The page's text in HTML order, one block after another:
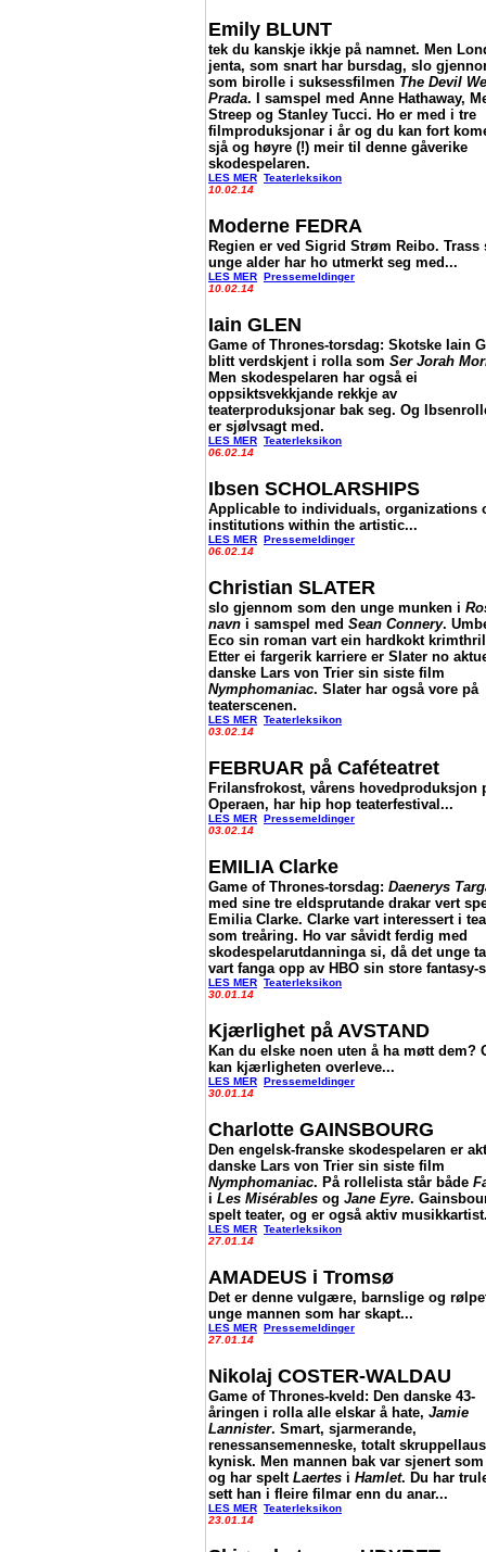
Emily BLUNT
tek du kanskje ikkje på namnet. Men
jenta, som snart har bursdag, slo
som birolle i suksessfilmen The Devil
Prada. I samspel med Anne Hathaway,
Streep og Stanley Tucci. Ho er med i tre
filmproduksjonar i år og du kan fort
sjå og høyre (!) meir til denne gåverike
skodespelaren.
LES MER Teaterleksikon
10.02.14
Moderne FEDRA
Regien er ved Sigrid Strøm Reibo. Trass
unge alder har ho utmerkt seg med...
LES MER Pressemeldinger
10.02.14
Iain GLEN
Game of Thrones-torsdag: Skotske Iain
blitt verdskjent i rolla som Ser Jorah
Men skodespelaren har også ei
oppsiktsvekkjande rekkje av
teaterproduksjonar bak seg. Og
er sjølvsagt med.
LES MER Teaterleksikon
06.02.14
Ibsen SCHOLARSHIPS
Applicable to individuals, organizations
institutions within the artistic...
LES MER Pressemeldinger
06.02.14
Christian SLATER
slo gjennom som den unge munken i
navn i samspel med Sean Connery.
Eco sin roman vart ein hardkokt
Etter ei fargerik karriere er Slater no
danske Lars von Trier sin siste film
Nymphomaniac. Slater har også vore på
teaterscenen.
LES MER Teaterleksikon
03.02.14
FEBRUAR på Caféteatret
Frilansfrokost, vårens hovedproduksjon
Operaen, har hip hop teaterfestival...
LES MER Pressemeldinger
03.02.14
EMILIA Clarke
Game of Thrones-torsdag: Daenerys
med sine tre eldsprutande drakar vert
Emilia Clarke. Clarke vart interessert i
som treåring. Ho var såvidt ferdig med
skodespelarutdanninga si, då det unge
vart fanga opp av HBO sin store fantasy-
LES MER Teaterleksikon
30.01.14
Kjærlighet på AVSTAND
Kan du elske noen uten å ha møtt dem?
kan kjærligheten overleve...
LES MER Pressemeldinger
30.01.14
Charlotte GAINSBOURG
Den engelsk-franske skodespelaren er
danske Lars von Trier sin siste film
Nymphomaniac. På rollelista står både
i Les Misérables og Jane Eyre.
spelt teater, og er også aktiv
LES MER Teaterleksikon
27.01.14
AMADEUS i Tromsø
Det er denne vulgære, barnslige og
unge mannen som har skapt...
LES MER Pressemeldinger
27.01.14
Nikolaj COSTER-WALDAU
Game of Thrones-kveld: Den danske 43-
åringen i rolla alle elskar å hate, Jamie
Lannister. Smart, sjarmerande,
renessansemenneske, totalt
kynisk. Men mannen bak var sjenert
og har spelt Laertes i Hamlet. Du har
sett han i fleire filmar enn du anar...
LES MER Teaterleksikon
23.01.14